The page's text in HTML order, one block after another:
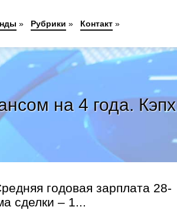
на 4 года.
годовая зарплата 28-
сделки – 1...
» Рубрики » Контакт »